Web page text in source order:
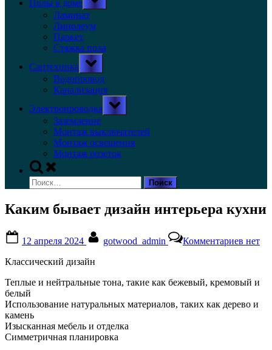
Полы в доме
sub-
menu
Ламинат
Линолеум
Паркет
Стяжка пола
Сантехника
Toggle
sub-
menu
Водопровод
Канализация
Электропроводка
Toggle
sub-
Заземление
Монтаж выключателей
Монтаж освещения
Монтаж розеток
Toggle
search
form
Найти:
Каким бывает дизайн интерьера кухни
on
12 апреля 2024 gotwood_admin Комментариевзаписи
дизайн
нет
Классический дизайн
Теплые и нейтральные тона, такие как бежевый, кремовый и
белый
Использование натуральных материалов, таких как дерево и
камень
Изысканная мебель и отделка
Симметричная планировка